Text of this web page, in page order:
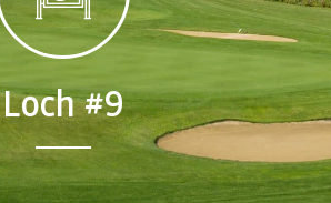
Loch #9